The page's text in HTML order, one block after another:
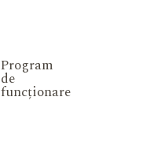
Program
de
funcționare